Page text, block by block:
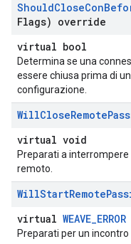
ShouldCloseCon
Flags) override
virtual bool
Determina se una
essere chiusa prima di
configurazione.
WillCloseRemote
virtual void
Preparati a
remoto.
WillStartRemote
virtual WEAVE_ERROR
Preparati per un incontro